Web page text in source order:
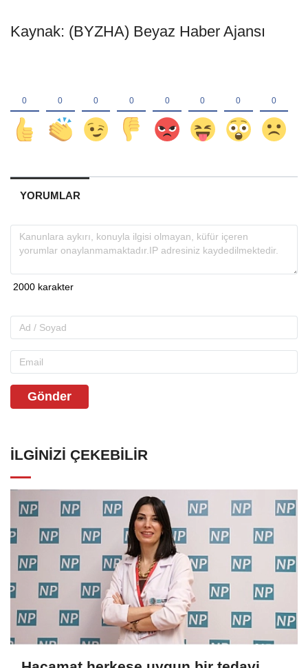
Kaynak: (BYZHA) Beyaz Haber Ajansı
YORUMLAR
Gönder
İLGINIZI ÇEKEBILIR